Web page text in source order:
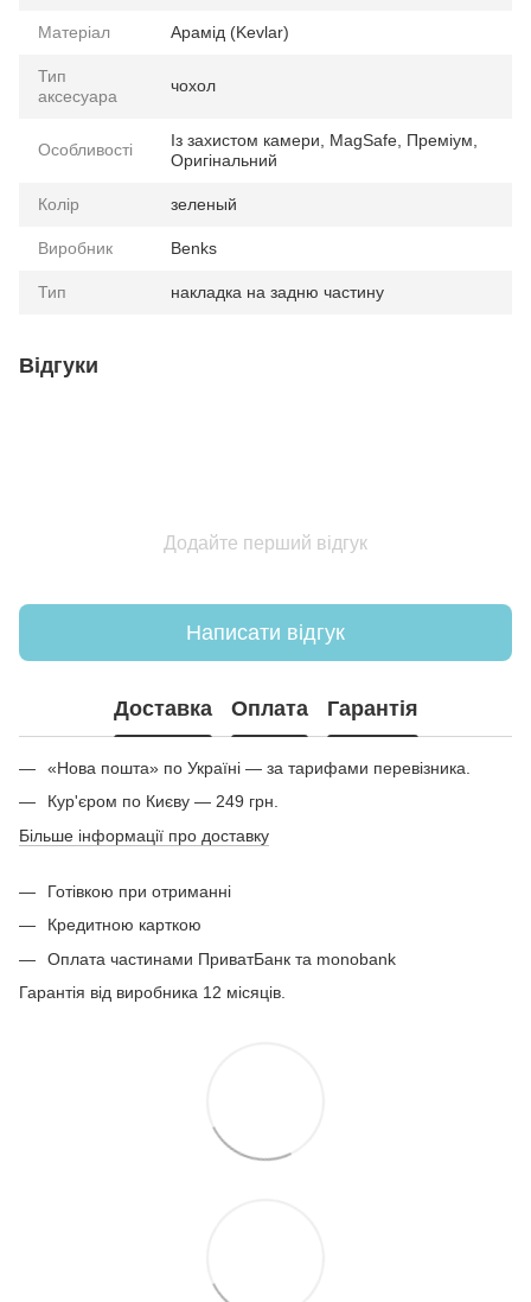
Матеріал Арамід (Kevlar)
Тип
аксесуара
чохол
Особливості
Із захистом камери, MagSafe, Преміум,
Оригінальний
Колір зеленый
Виробник Benks
Тип накладка на задню частину
Відгуки
Додайте перший відгук
Написати відгук
Доставка Оплата Гарантія
«Нова пошта» по Україні — за тарифами перевізника.
Кур'єром по Києву — 249 грн.
Більше інформації про доставку
Готівкою при отриманні
Кредитною карткою
Оплата частинами ПриватБанк та monobank
Гарантія від виробника 12 місяців.